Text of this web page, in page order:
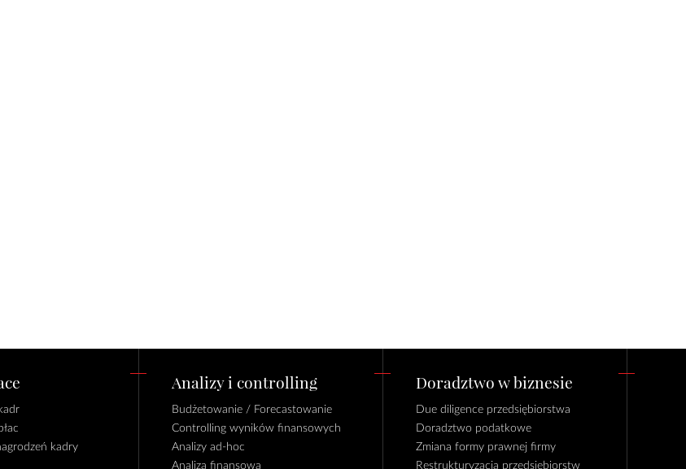
kadry
Analizy i controlling
Budżetowanie / Forecastowanie
Controlling wyników finansowych
Analizy ad-hoc
Analiza finansowa
Doradztwo w biznesie
Due diligence przedsiębiorstwa
Doradztwo podatkowe
Zmiana formy prawnej firmy
Restrukturyzacja przedsiębiorstw